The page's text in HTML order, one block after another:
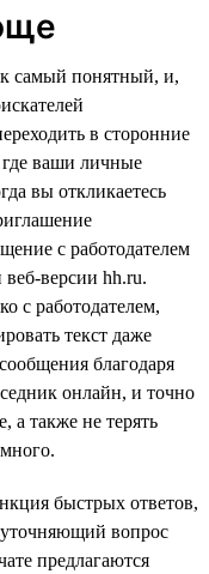
самый понятный, и,
в сторонние
ваши личные
вы откликаетесь
с работодателем
версии hh.ru.
с работодателем,
текст даже
благодаря
онлайн, и точно
а также не терять
быстрых ответов,
уточняющий вопрос
предлагаются